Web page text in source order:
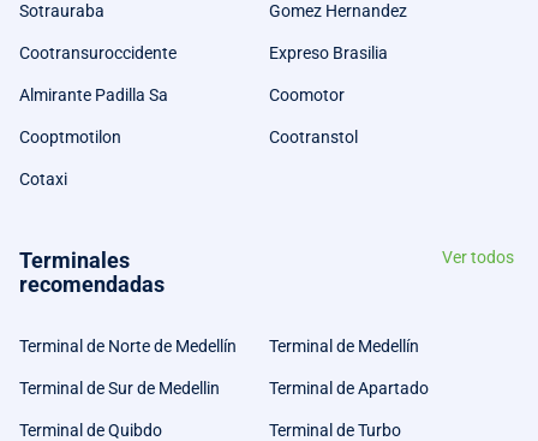
Sotrauraba Gomez Hernandez
Cootransuroccidente Expreso Brasilia
Almirante Padilla Sa Coomotor
Cooptmotilon Cootranstol
Cotaxi
Terminales
recomendadas
Ver todos
Terminal de Norte de Medellín Terminal de Medellín
Terminal de Sur de Medellin Terminal de Apartado
Terminal de Quibdo Terminal de Turbo